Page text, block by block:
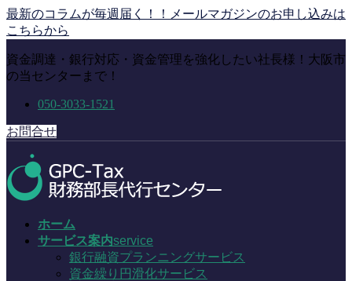
コ
ン
ン
ツ
動
ナ
ビ
ー
シ
に
移
最新のコラムが毎週届く！！メールマガジンのお申し込みは
こちらから
資金調達・銀行対応・資金管理を強化したい社長様！大阪市
の当センターまで！
050-3033-1521
お問合せ
ホーム
サービス案内service
銀行融資プランニングサービス
資金繰り円滑化サービス